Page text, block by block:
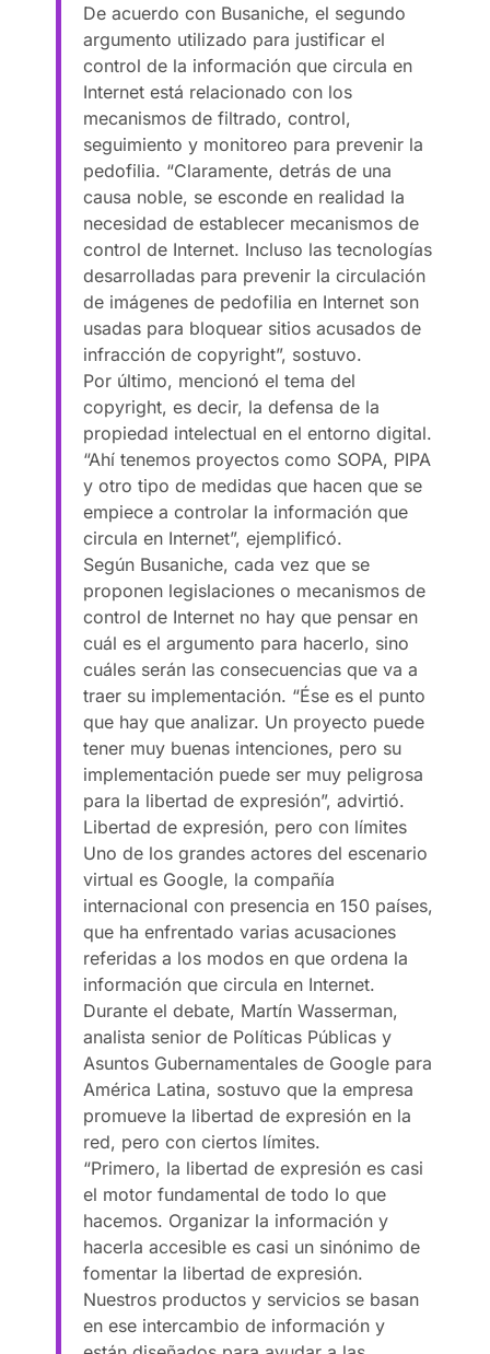
De acuerdo con Busaniche, el segundo
argumento utilizado para justificar el
control de la información que circula en
Internet está relacionado con los
mecanismos de filtrado, control,
seguimiento y monitoreo para prevenir la
pedofilia. “Claramente, detrás de una
causa noble, se esconde en realidad la
necesidad de establecer mecanismos de
control de Internet. Incluso las tecnologías
desarrolladas para prevenir la circulación
de imágenes de pedofilia en Internet son
usadas para bloquear sitios acusados de
infracción de copyright”, sostuvo.
Por último, mencionó el tema del
copyright, es decir, la defensa de la
propiedad intelectual en el entorno digital.
“Ahí tenemos proyectos como SOPA, PIPA
y otro tipo de medidas que hacen que se
empiece a controlar la información que
circula en Internet”, ejemplificó.
Según Busaniche, cada vez que se
proponen legislaciones o mecanismos de
control de Internet no hay que pensar en
cuál es el argumento para hacerlo, sino
cuáles serán las consecuencias que va a
traer su implementación. “Ése es el punto
que hay que analizar. Un proyecto puede
tener muy buenas intenciones, pero su
implementación puede ser muy peligrosa
para la libertad de expresión”, advirtió.
Libertad de expresión, pero con límites
Uno de los grandes actores del escenario
virtual es Google, la compañía
internacional con presencia en 150 países,
que ha enfrentado varias acusaciones
referidas a los modos en que ordena la
información que circula en Internet.
Durante el debate, Martín Wasserman,
analista senior de Políticas Públicas y
Asuntos Gubernamentales de Google para
América Latina, sostuvo que la empresa
promueve la libertad de expresión en la
red, pero con ciertos límites.
“Primero, la libertad de expresión es casi
el motor fundamental de todo lo que
hacemos. Organizar la información y
hacerla accesible es casi un sinónimo de
fomentar la libertad de expresión.
Nuestros productos y servicios se basan
en ese intercambio de información y